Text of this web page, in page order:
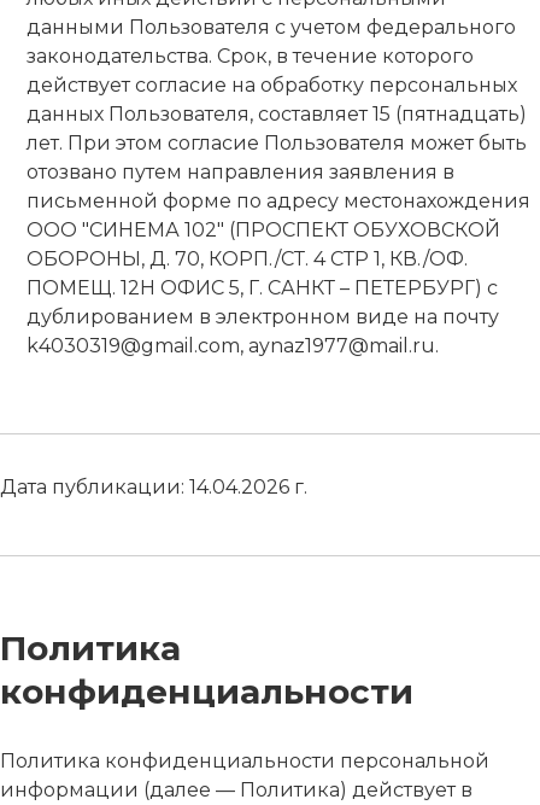
данными Пользователя с учетом федерального
законодательства. Срок, в течение которого
действует согласие на обработку персональных
данных Пользователя, составляет 15 (пятнадцать)
лет. При этом согласие Пользователя может быть
отозвано путем направления заявления в
письменной форме по адресу местонахождения
ООО "СИНЕМА 102" (ПРОСПЕКТ ОБУХОВСКОЙ
ОБОРОНЫ, Д. 70, КОРП./СТ. 4 СТР 1, КВ./ОФ.
ПОМЕЩ. 12Н ОФИС 5, Г. САНКТ – ПЕТЕРБУРГ) с
дублированием в электронном виде на почту
k4030319@gmail.com, aynaz1977@mail.ru.
Дата публикации: 14.04.2026 г.
Политика
конфиденциальности
Политика конфиденциальности персональной
информации (далее — Политика) действует в